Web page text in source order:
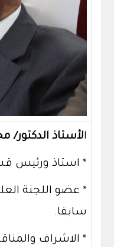
الأستاذ
* استاذ ورئيس
* عضو اللجنة
سابقا.
* الاشراف